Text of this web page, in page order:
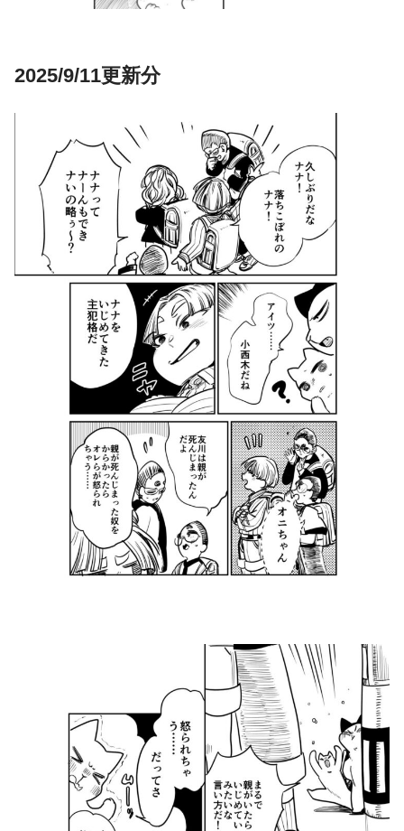
2025/9/11更新分